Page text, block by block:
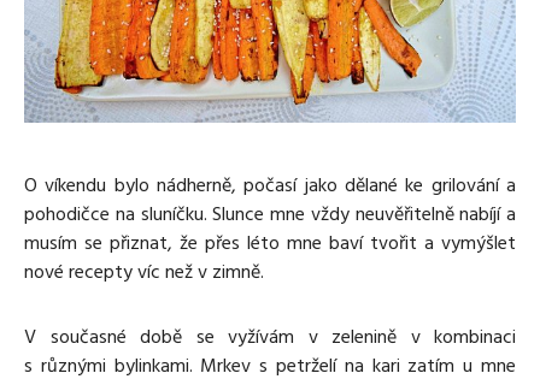
Excentrické posilování
Domácí HYROX
Cvičení do kanceláře
Desetiminutovka
Aktivní uvolnění
Meditace
TRX
Afirmace – cvičení mysli
Protažení
Polévky
Nápoje
Ostatní recepty
Co je Rutina?
Pro koho je Rutina?
Nejčastější dotazy
Kontakt
O víkendu bylo nádherně, počasí jako dělané ke grilování a
pohodičce na sluníčku. Slunce mne vždy neuvěřitelně nabíjí a
musím se přiznat, že přes léto mne baví tvořit a vymýšlet
nové recepty víc než v zimně.
V současné době se vyžívám v zelenině v kombinaci
s různými bylinkami. Mrkev s petrželí na kari zatím u mne